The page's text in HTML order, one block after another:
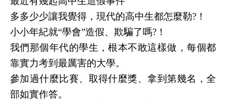
多多少少讓我覺得，現代的高中生都怎麼勒?！
小小年紀就“學會”造假、欺騙了嗎?！
我們那個年代的學生，根本不敢這樣做，每個都
靠實力考到最厲害的大學。
參加過什麼比賽、取得什麼獎、拿到第幾名，全
部如實作答。